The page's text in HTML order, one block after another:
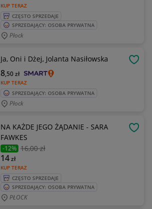
KUP TERAZ
CZĘSTO SPRZEDAJE
SPRZEDAJĄCY: OSOBA PRYWATNA
Płock
Ja, Oni i Dżej, Jolanta Nasiłowska
KUP TERAZ
8,50zł
SPRZEDAJĄCY: OSOBA PRYWATNA
Płock
NA KAŻDE JEGO ŻĄDANIE - SARA
FAWKES
-12% 16,00 zł
KUP TERAZ
14zł
CZĘSTO SPRZEDAJE
SPRZEDAJĄCY: OSOBA PRYWATNA
PŁOCK